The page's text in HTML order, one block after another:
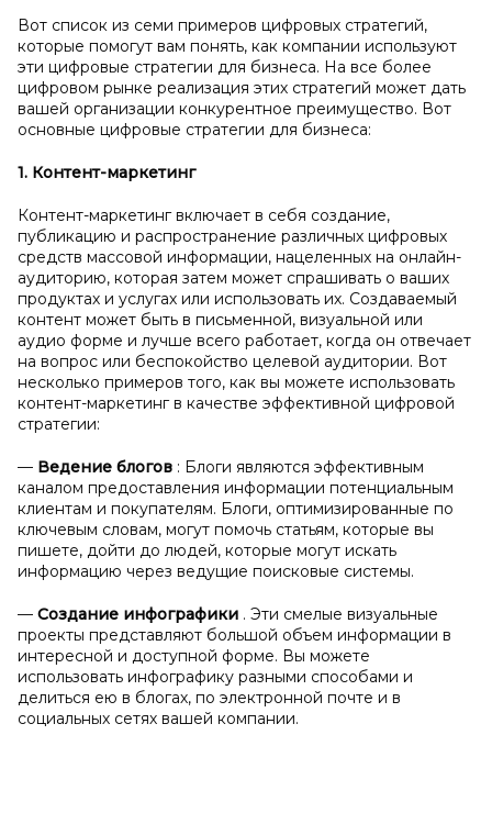
Вот список из семи примеров цифровых стратегий,
которые помогут вам понять, как компании используют
эти цифровые стратегии для бизнеса. На все более
цифровом рынке реализация этих стратегий может дать
вашей организации конкурентное преимущество. Вот
основные цифровые стратегии для бизнеса:
1. Контент-маркетинг
Контент-маркетинг включает в себя создание,
публикацию и распространение различных цифровых
средств массовой информации, нацеленных на онлайн-
аудиторию, которая затем может спрашивать о ваших
продуктах и услугах или использовать их. Создаваемый
контент может быть в письменной, визуальной или
аудио форме и лучше всего работает, когда он отвечает
на вопрос или беспокойство целевой аудитории. Вот
несколько примеров того, как вы можете использовать
контент-маркетинг в качестве эффективной цифровой
стратегии:
— Ведение блогов : Блоги являются эффективным
каналом предоставления информации потенциальным
клиентам и покупателям. Блоги, оптимизированные по
ключевым словам, могут помочь статьям, которые вы
пишете, дойти до людей, которые могут искать
информацию через ведущие поисковые системы.
— Создание инфографики . Эти смелые визуальные
проекты представляют большой объем информации в
интересной и доступной форме. Вы можете
использовать инфографику разными способами и
делиться ею в блогах, по электронной почте и в
социальных сетях вашей компании.